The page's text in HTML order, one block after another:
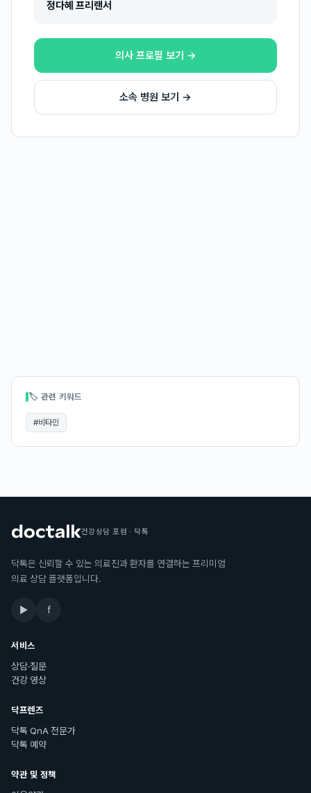
정다혜 프리랜서
의사 프로필 보기 →
소속 병원 보기 →
🏷 관련 키워드
#비타민
건강상담 포럼 · 닥톡
닥톡은 신뢰할 수 있는 의료진과 환자를 연결하는 프리미엄
의료 상담 플랫폼입니다.
▶ f
서비스
상담·질문
건강 영상
닥프렌즈
닥톡 QnA 전문가
닥톡 예약
약관 및 정책